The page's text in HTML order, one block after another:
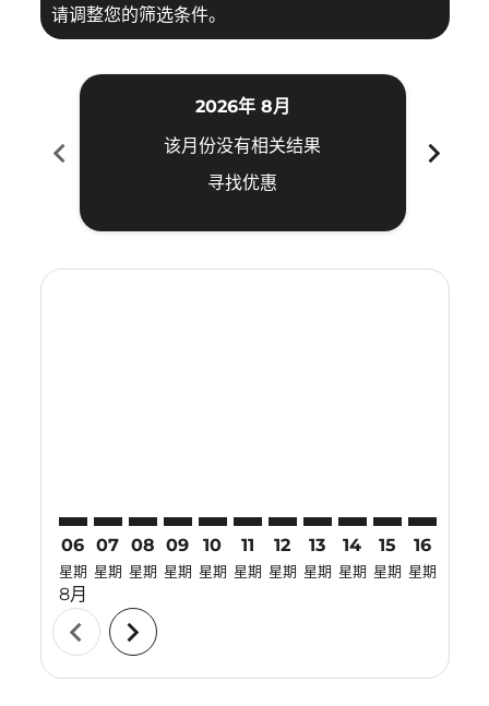
请调整您的筛选条件。
chevron_left
2026年 8月
该月份没有相关结果
寻找优惠
chevron_right
06
星期
8月
07
星期
08
星期
09
星期
10
星期
11
星期
12
星期
13
星期
14
星期
15
星期
16
星期
chevron_left chevron_right